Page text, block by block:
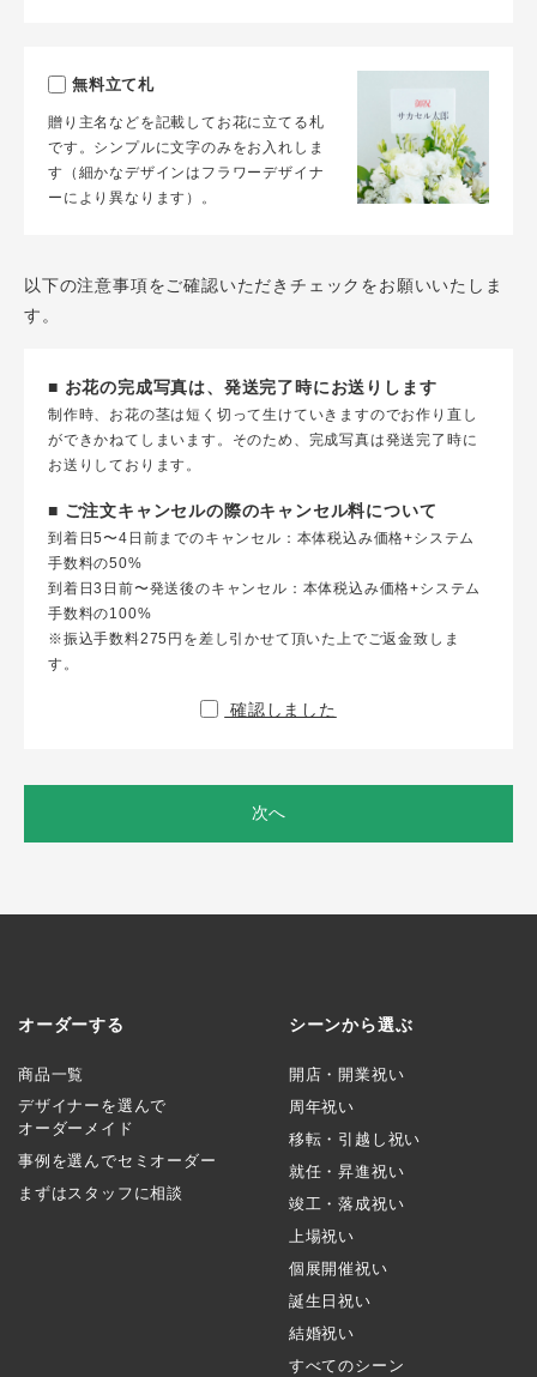
無料立て札
贈り主名などを記載してお花に立てる札
です。シンプルに文字のみをお入れしま
す（細かなデザインはフラワーデザイナ
ーにより異なります）。
以下の注意事項をご確認いただきチェックをお願いいたしま
す。
■ お花の完成写真は、発送完了時にお送りします
制作時、お花の茎は短く切って生けていきますのでお作り直し
ができかねてしまいます。そのため、完成写真は発送完了時に
お送りしております。
■ ご注文キャンセルの際のキャンセル料について
到着日5〜4日前までのキャンセル：本体税込み価格+システム
手数料の50%
到着日3日前〜発送後のキャンセル：本体税込み価格+システム
手数料の100%
※振込手数料275円を差し引かせて頂いた上でご返金致しま
す。
確認しました
次へ
オーダーする
商品一覧
デザイナーを選んで
オーダーメイド
事例を選んでセミオーダー
まずはスタッフに相談
シーンから選ぶ
開店・開業祝い
周年祝い
移転・引越し祝い
就任・昇進祝い
竣工・落成祝い
上場祝い
個展開催祝い
誕生日祝い
結婚祝い
すべてのシーン